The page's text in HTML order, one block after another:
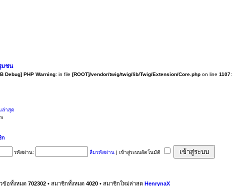
มชน
Debug] PHP Warning: in file [ROOT]/vendor/twig/twig/lib/Twig/Extension/Core.php on line 1107:
ล่าสุด
ก
รหัสผ่าน: ลืมรหัสผ่าน | เข้าสู่ระบบอัตโนมัติ
ข้อทั้งหมด 702302 • สมาชิกทั้งหมด 4020 • สมาชิกใหม่ล่าสุด HenrynaX